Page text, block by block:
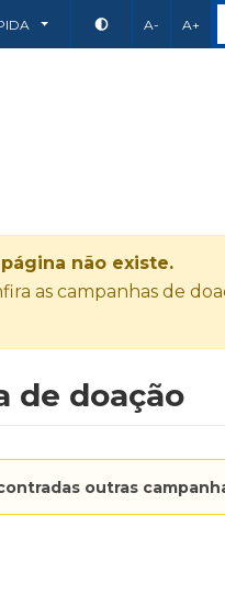
A- A+
não existe.
as campanhas de
de doação
outras